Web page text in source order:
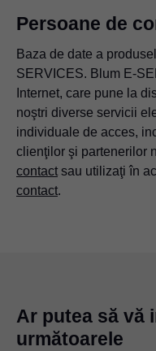
Persoane de
Baza de date a
SERVICES. Blum E-
Internet, care pune la
noştri diverse servicii
individuale de acces,
clienţilor şi partenerilor
contact sau utilizaţi în
contact.
Ar putea să vă
următoarele